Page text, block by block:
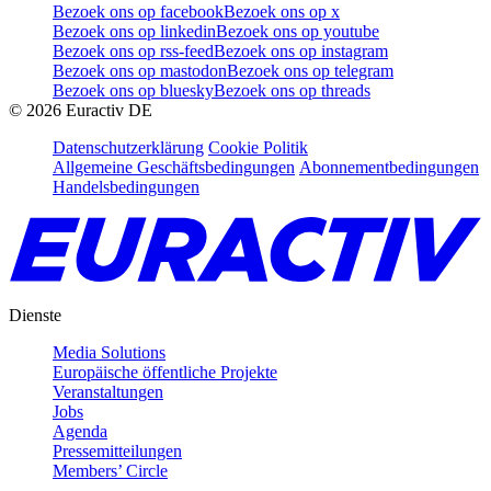
Bezoek ons op facebookBezoek ons op x
Bezoek ons op linkedinBezoek ons op youtube
Bezoek ons op rss-feedBezoek ons op instagram
Bezoek ons op mastodonBezoek ons op telegram
Bezoek ons op blueskyBezoek ons op threads
© 2026 Euractiv DE
Datenschutzerklärung Cookie Politik
Allgemeine Geschäftsbedingungen Abonnementbedingungen
Handelsbedingungen
Dienste
Media Solutions
Europäische öffentliche Projekte
Veranstaltungen
Jobs
Agenda
Pressemitteilungen
Members’ Circle